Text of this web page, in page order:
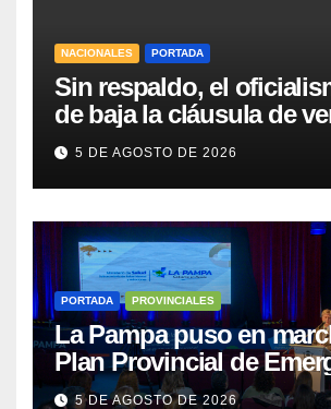
NACIONALES PORTADA
Sin respaldo, el
de baja la cláusula de
tierras a extranjeros para
sesión
5 DE AGOSTO DE 2026
PORTADA PROVINCIALES
La Pampa puso en
Plan Provincial de
Salud Mental
5 DE AGOSTO DE 2026